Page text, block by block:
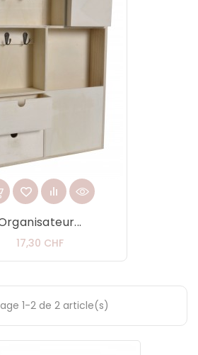
17,30 CHFPrix
1-2 de 2 article(s)